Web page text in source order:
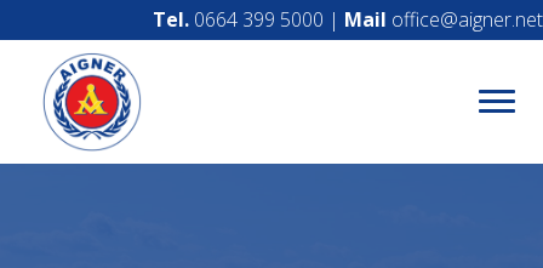
Tel. 0664 399 5000 | Mail office@aigner.net